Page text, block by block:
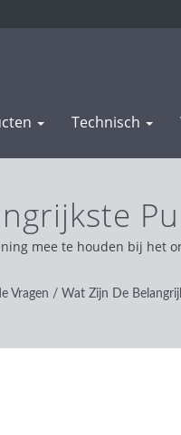
Technisch
mee te houden bij het
Op basis
houding en
Vragen / Wat Zijn De